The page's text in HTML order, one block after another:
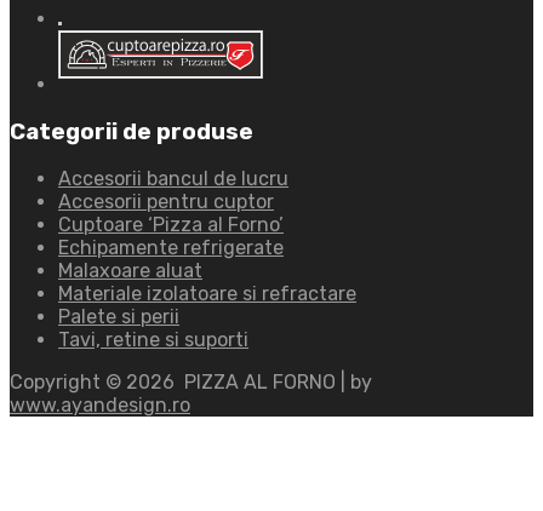
Categorii de produse
Accesorii bancul de lucru
Accesorii pentru cuptor
Cuptoare ‘Pizza al Forno’
Echipamente refrigerate
Malaxoare aluat
Materiale izolatoare si refractare
Palete si perii
Tavi, retine si suporti
Copyright © 2026 PIZZA AL FORNO | by
www.ayandesign.ro